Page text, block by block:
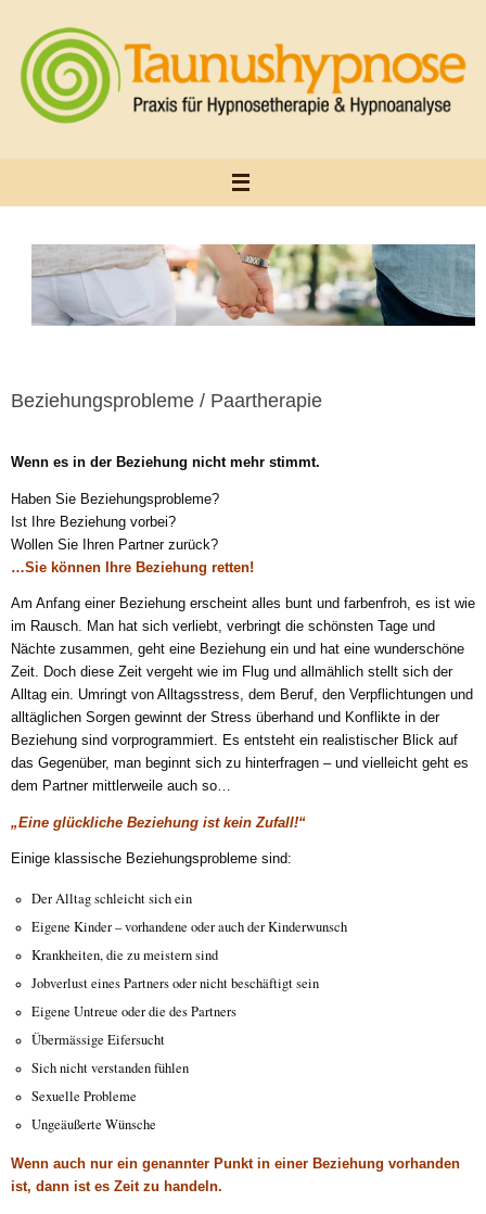
springen
Beziehungsprobleme / Paartherapie
Wenn es in der Beziehung nicht mehr stimmt.
Haben Sie Beziehungsprobleme?
Ist Ihre Beziehung vorbei?
Wollen Sie Ihren Partner zurück?
…Sie können Ihre Beziehung retten!
Am Anfang einer Beziehung erscheint alles bunt und farbenfroh, es ist wie
im Rausch. Man hat sich verliebt, verbringt die schönsten Tage und
Nächte zusammen, geht eine Beziehung ein und hat eine wunderschöne
Zeit. Doch diese Zeit vergeht wie im Flug und allmählich stellt sich der
Alltag ein. Umringt von Alltagsstress, dem Beruf, den Verpflichtungen und
alltäglichen Sorgen gewinnt der Stress überhand und Konflikte in der
Beziehung sind vorprogrammiert. Es entsteht ein realistischer Blick auf
das Gegenüber, man beginnt sich zu hinterfragen – und vielleicht geht es
dem Partner mittlerweile auch so…
„Eine glückliche Beziehung ist kein Zufall!“
Einige klassische Beziehungsprobleme sind:
Der Alltag schleicht sich ein
Eigene Kinder – vorhandene oder auch der Kinderwunsch
Krankheiten, die zu meistern sind
Jobverlust eines Partners oder nicht beschäftigt sein
Eigene Untreue oder die des Partners
Übermässige Eifersucht
Sich nicht verstanden fühlen
Sexuelle Probleme
Ungeäußerte Wünsche
Wenn auch nur ein genannter Punkt in einer Beziehung vorhanden
ist, dann ist es Zeit zu handeln.